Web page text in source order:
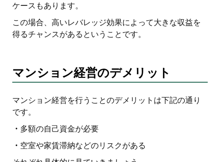
ケースもあります。
この場合、高いレバレッジ効果によって大きな収益を
得るチャンスがあるということです。
マンション経営のデメリット
マンション経営を行うことのデメリットは下記の通り
です。
・ 多額の自己資金が必要
・ 空室や家賃滞納などのリスクがある